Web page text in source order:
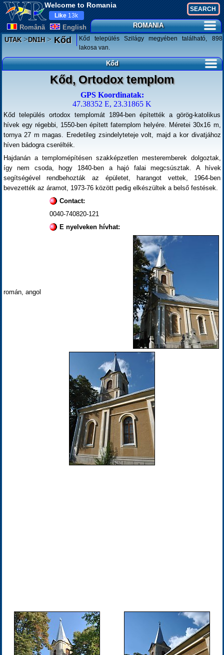
Welcome to Romania
Românã English
Like 13k
ROMANIA
UTAK>DN1H>Kőd
Kőd település Szilágy megyében található, 898
lakosa van.
Kőd
Kőd, Ortodox templom
GPS Koordinatak:
47.38352 E, 23.31865 K
Kőd település ortodox templomát 1894-ben építették a görög-katolikus
hívek egy régebbi, 1550-ben épített fatemplom helyére. Méretei 30x16 m,
tornya 27 m magas. Eredetileg zsindelyteteje volt, majd a kor divatjához
híven bádogra cserélték.
Hajdanán a templomépítésen szakképzetlen mesteremberek dolgoztak,
így nem csoda, hogy 1840-ben a hajó falai megcsúsztak. A hívek
segítségével rendbehozták az épületet, harangot vettek, 1964-ben
bevezették az áramot, 1973-76 között pedig elkészültek a belső festések.
Contact:
0040-740820-121
E nyelveken hívhat:
román, angol